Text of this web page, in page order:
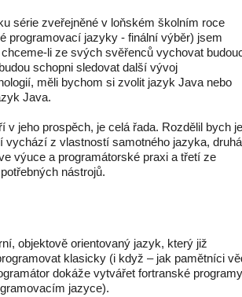
série zveřejněné v loňském školním roce
programovací jazyky - finální výběr) jsem
li ze svých svěřenců vychovat
schopni sledovat další vývoj
měli bychom si zvolit jazyk Java nebo
Java.
v jeho prospěch, je celá řada. Rozdělil bych je
vychází z vlastností samotného jazyka, druhá
výuce a programátorské praxi a třetí ze
nástrojů.
objektově orientovaný jazyk, který již
klasicky (i když – jak pamětníci
dokáže vytvářet fortranské programy
jazyce).